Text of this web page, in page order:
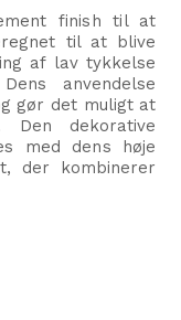
finish til at
til at blive
af lav tykkelse
Dens anvendelse
gør det muligt at
Den dekorative
med dens høje
der kombinerer